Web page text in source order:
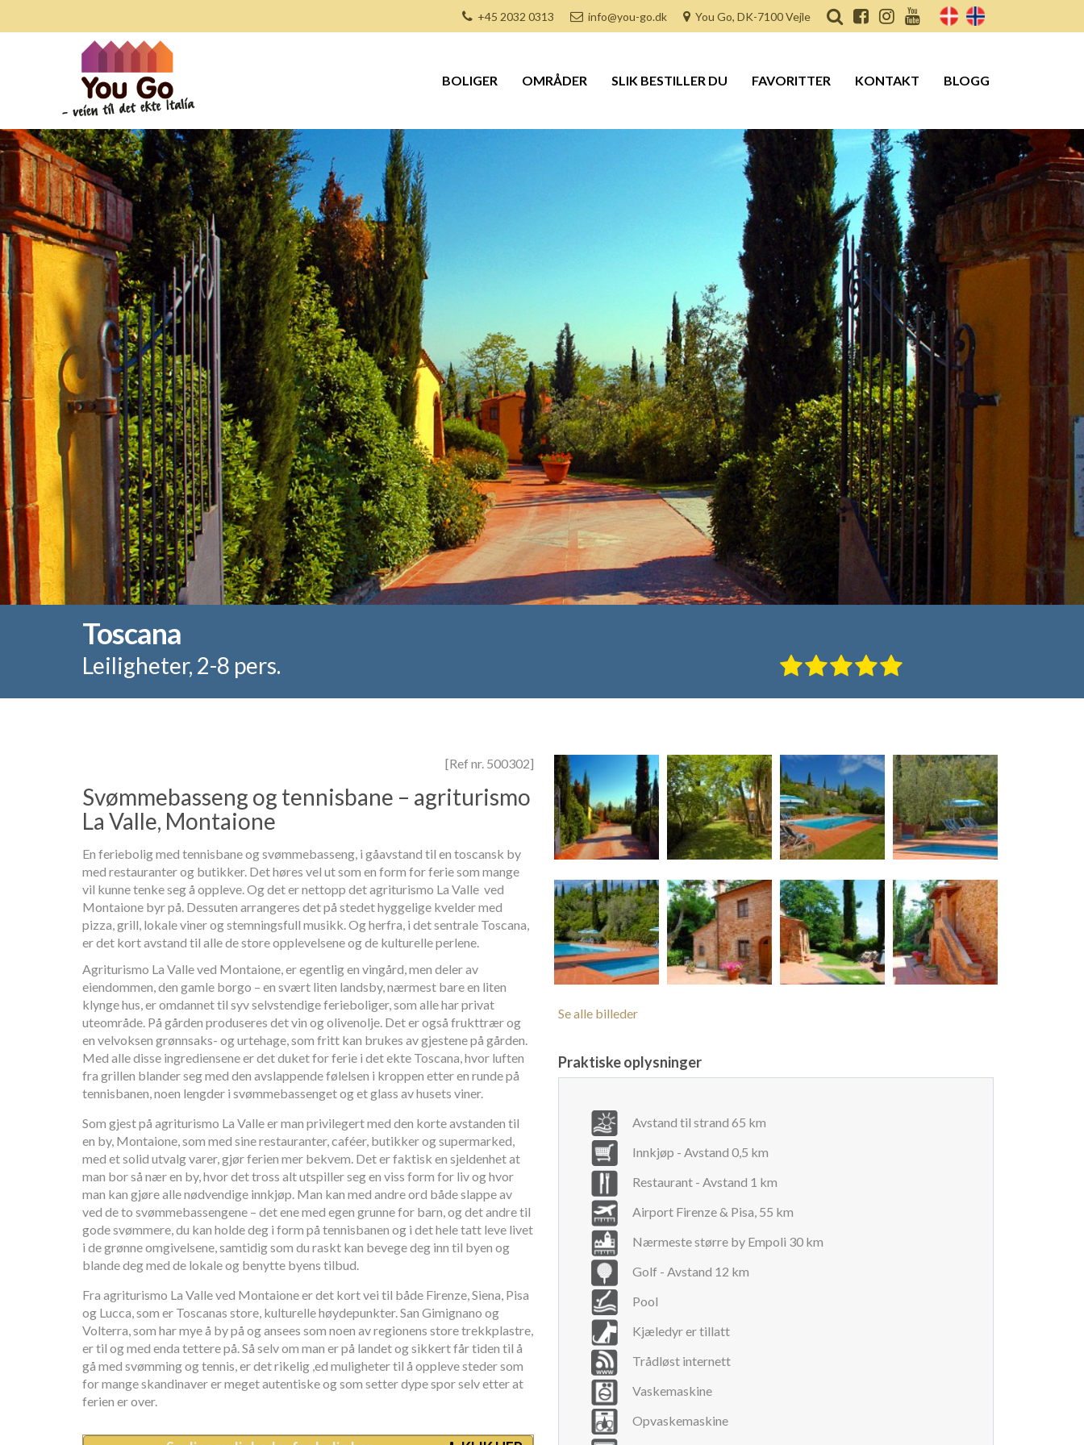
+45 2032 0313 info@you-go.dk You Go, DK-7100 Vejle
BOLIGER OMRÅDER SLIK BESTILLER DU FAVORITTER KONTAKT BLOGG
Toscana
Leiligheter, 2-8 pers.
[Ref nr. 500302]
Svømmebasseng og tennisbane – agriturismo
La Valle, Montaione
En feriebolig med tennisbane og svømmebasseng, i gåavstand til en toscansk by
med restauranter og butikker. Det høres vel ut som en form for ferie som mange
vil kunne tenke seg å oppleve. Og det er nettopp det agriturismo La Valle ved
Montaione byr på. Dessuten arrangeres det på stedet hyggelige kvelder med
pizza, grill, lokale viner og stemningsfull musikk. Og herfra, i det sentrale Toscana,
er det kort avstand til alle de store opplevelsene og de kulturelle perlene.
Agriturismo La Valle ved Montaione, er egentlig en vingård, men deler av
eiendommen, den gamle borgo – en svært liten landsby, nærmest bare en liten
klynge hus, er omdannet til syv selvstendige ferieboliger, som alle har privat
uteområde. På gården produseres det vin og olivenolje. Det er også frukttrær og
en velvoksen grønnsaks- og urtehage, som fritt kan brukes av gjestene på gården.
Med alle disse ingrediensene er det duket for ferie i det ekte Toscana, hvor luften
fra grillen blander seg med den avslappende følelsen i kroppen etter en runde på
tennisbanen, noen lengder i svømmebassenget og et glass av husets viner.
Som gjest på agriturismo La Valle er man privilegert med den korte avstanden til
en by, Montaione, som med sine restauranter, caféer, butikker og supermarked,
med et solid utvalg varer, gjør ferien mer bekvem. Det er faktisk en sjeldenhet at
man bor så nær en by, hvor det tross alt utspiller seg en viss form for liv og hvor
man kan gjøre alle nødvendige innkjøp. Man kan med andre ord både slappe av
ved de to svømmebassengene – det ene med egen grunne for barn, og det andre til
gode svømmere, du kan holde deg i form på tennisbanen og i det hele tatt leve livet
i de grønne omgivelsene, samtidig som du raskt kan bevege deg inn til byen og
blande deg med de lokale og benytte byens tilbud.
Fra agriturismo La Valle ved Montaione er det kort vei til både Firenze, Siena, Pisa
og Lucca, som er Toscanas store, kulturelle høydepunkter. San Gimignano og
Volterra, som har mye å by på og ansees som noen av regionens store trekkplastre,
er til og med enda tettere på. Så selv om man er på landet og sikkert får tiden til å
gå med svømming og tennis, er det rikelig ,ed muligheter til å oppleve steder som
for mange skandinaver er meget autentiske og som setter dype spor selv etter at
ferien er over.
Se alle billeder
Praktiske oplysninger
Avstand til strand 65 km
Innkjøp - Avstand 0,5 km
Restaurant - Avstand 1 km
Airport Firenze & Pisa, 55 km
Nærmeste større by Empoli 30 km
Golf - Avstand 12 km
Pool
Kjæledyr er tillatt
Trådløst internett
Vaskemaskine
Opvaskemaskine